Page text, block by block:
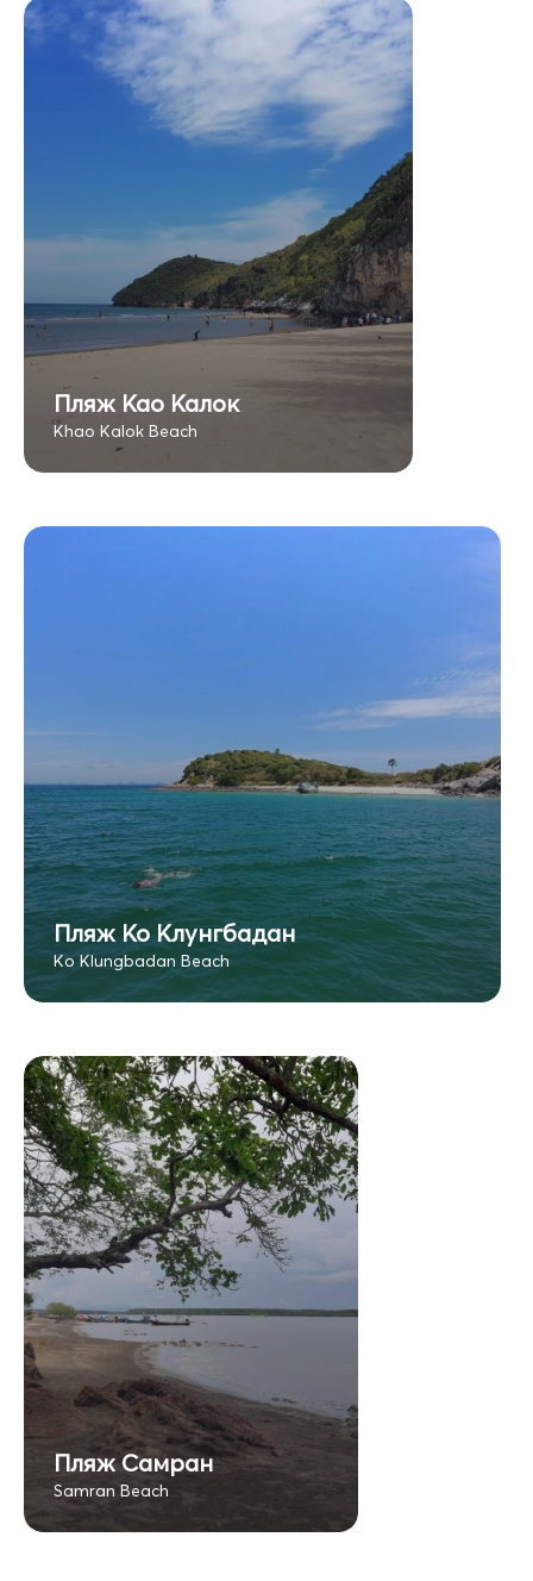
Пляж Као Калок
Khao Kalok Beach
Пляж Ко Клунгбадан
Ko Klungbadan Beach
Пляж Самран
Samran Beach